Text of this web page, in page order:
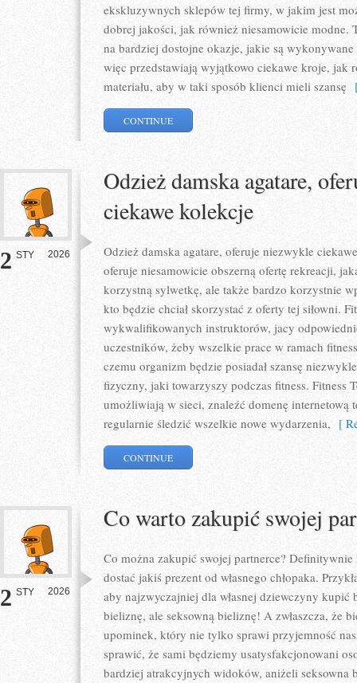
ekskluzywnych sklepów tej firmy, w jakim jest
dobrej jakości, jak również niesamowicie modne.
na bardziej dostojne okazje, jakie są
więc przedstawiają wyjątkowo ciekawe kroje, jak
materiału, aby w taki sposób klienci mieli szansę
CONTINUE
2 STY 2026
Odzież damska agatare,
ciekawe kolekcje
Odzież damska agatare, oferuje niezwykle
oferuje niesamowicie obszerną ofertę rekreacji,
korzystną sylwetkę, ale także bardzo korzystnie
kto będzie chciał skorzystać z oferty tej siłowni.
wykwalifikowanych instruktorów, jacy
uczestników, żeby wszelkie prace w ramach
czemu organizm będzie posiadał szansę
fizyczny, jaki towarzyszy podczas fitness. Fitness
umożliwiają w sieci, znaleźć domenę internetową
regularnie śledzić wszelkie nowe wydarzenia, [
CONTINUE
2 STY 2026
Co warto zakupić swojej
Co można zakupić swojej partnerce?
dostać jakiś prezent od własnego chłopaka.
aby najzwyczajniej dla własnej dziewczyny kupić
bieliznę, ale seksowną bieliznę! A zwłaszcza, że
upominek, który nie tylko sprawi przyjemność
sprawić, że sami będziemy usatysfakcjonowani
bardziej atrakcyjnych widoków, aniżeli seksowna